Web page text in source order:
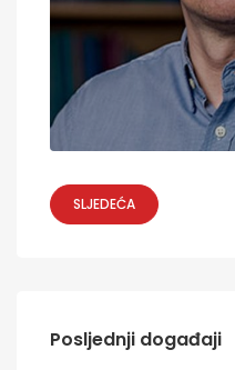
SLJEDEĆA
Posljednji događaji